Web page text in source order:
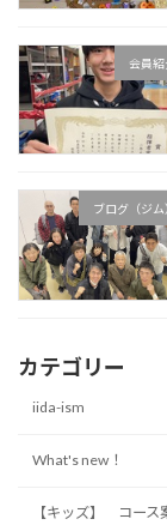
会員紹
ブログ（ジム
カテゴリー
iida-ism
What's new！
【キッズ】 コース